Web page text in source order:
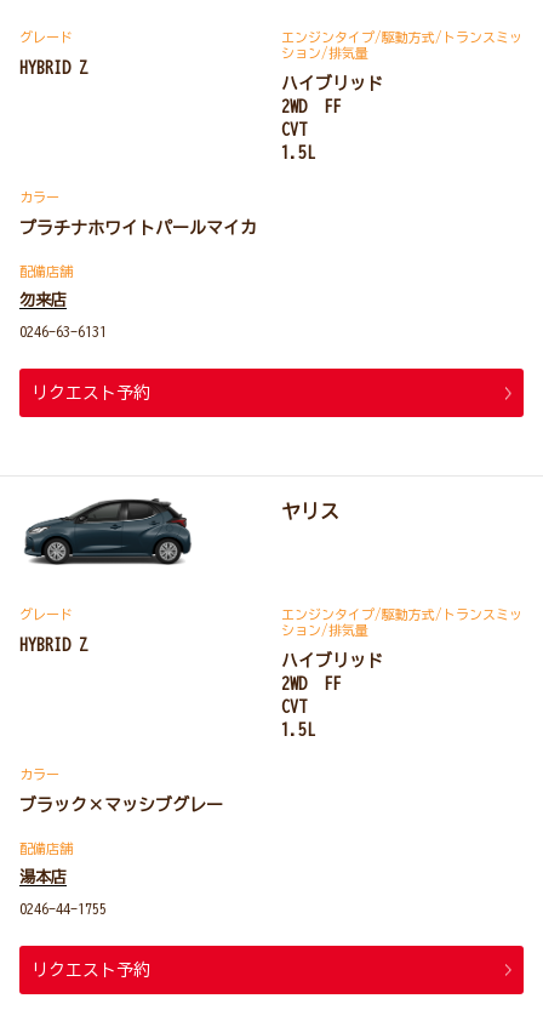
グレード
HYBRID Z
エンジンタイプ/駆動方式/ トランスミッ
ション/排気量
ハイブリッド
2WD FF
CVT
1.5L
カラー
プラチナホワイトパールマイカ
配備店舗
勿来店
0246-63-6131
リクエスト予約
ヤリス
グレード
HYBRID Z
エンジンタイプ/駆動方式/ トランスミッ
ション/排気量
ハイブリッド
2WD FF
CVT
1.5L
カラー
ブラック×マッシブグレー
配備店舗
湯本店
0246-44-1755
リクエスト予約